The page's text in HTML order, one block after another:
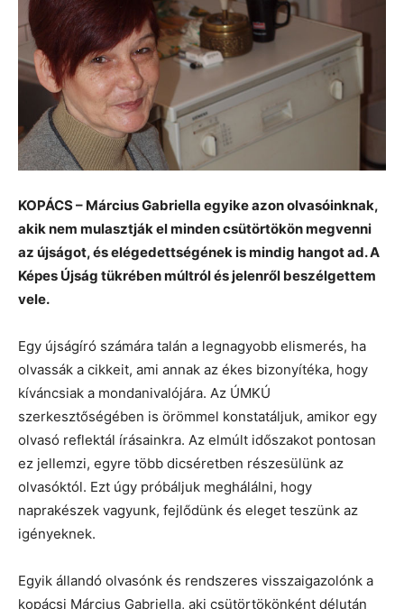
KOPÁCS – Március Gabriella egyike azon olvasóinknak,
akik nem mulasztják el minden csütörtökön megvenni
az újságot, és elégedettségének is mindig hangot ad. A
Képes Újság tükrében múltról és jelenről beszélgettem
vele.
Egy újságíró számára talán a legnagyobb elismerés, ha
olvassák a cikkeit, ami annak az ékes bizonyítéka, hogy
kíváncsiak a mondanivalójára. Az ÚMKÚ
szerkesztőségében is örömmel konstatáljuk, amikor egy
olvasó reflektál írásainkra. Az elmúlt időszakot pontosan
ez jellemzi, egyre több dicséretben részesülünk az
olvasóktól. Ezt úgy próbáljuk meghálálni, hogy
naprakészek vagyunk, fejlődünk és eleget teszünk az
igényeknek.
Egyik állandó olvasónk és rendszeres visszaigazolónk a
kopácsi Március Gabriella, aki csütörtökönként délután